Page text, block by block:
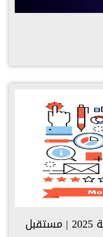
شركة تصميم تطبيقات مستدامة 2025 | مستقبل